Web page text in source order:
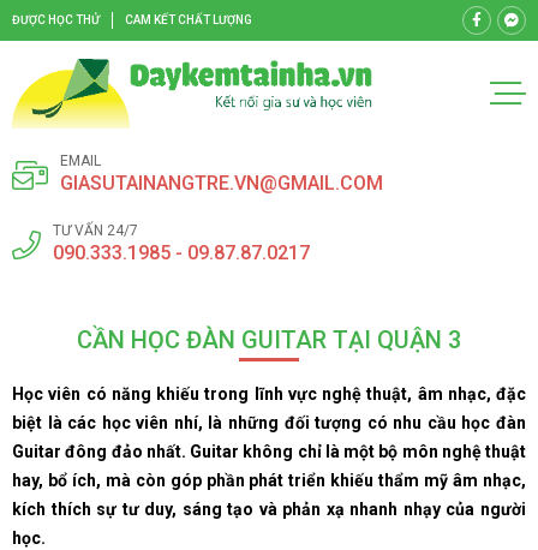
ĐƯỢC HỌC THỬ CAM KẾT CHẤT LƯỢNG
EMAIL
GIASUTAINANGTRE.VN@GMAIL.COM
TƯ VẤN 24/7
090.333.1985 - 09.87.87.0217
CẦN HỌC ĐÀN GUITAR TẠI QUẬN 3
Học viên có năng khiếu trong lĩnh vực nghệ thuật, âm nhạc, đặc
biệt là các học viên nhí, là những đối tượng có nhu cầu học đàn
Guitar đông đảo nhất. Guitar không chỉ là một bộ môn nghệ thuật
hay, bổ ích, mà còn góp phần phát triển khiếu thẩm mỹ âm nhạc,
kích thích sự tư duy, sáng tạo và phản xạ nhanh nhạy của người
học.